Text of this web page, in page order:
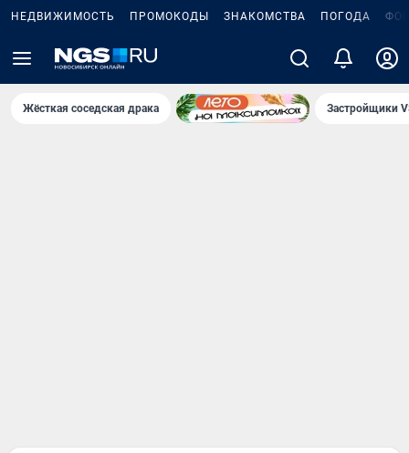
НЕДВИЖИМОСТЬ ПРОМОКОДЫ ЗНАКОМСТВА ПОГОДА
Жёсткая соседская драка Застройщики